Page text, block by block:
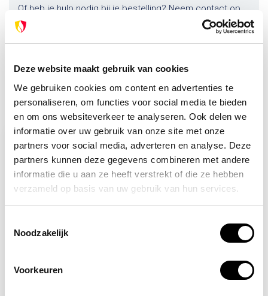
Deze website maakt gebruik van cookies
We gebruiken cookies om content en advertenties te
personaliseren, om functies voor social media te bieden
en om ons websiteverkeer te analyseren. Ook delen we
informatie over uw gebruik van onze site met onze
partners voor social media, adverteren en analyse. Deze
partners kunnen deze gegevens combineren met andere
informatie die u aan ze heeft verstrekt of die ze hebben
verzameld op basis van uw gebruik van hun services.
Noodzakelijk
Voorkeuren
Of heb je hulp nodig bij je bestelling? Neem contact op
met onze klantenservice. We helpen je graag verder!
Recent bekeken